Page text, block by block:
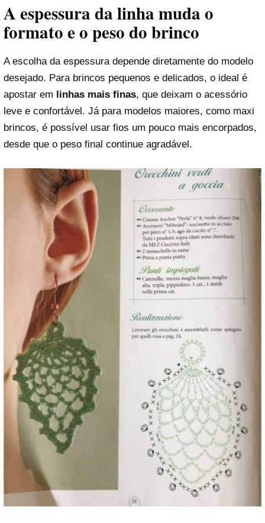
A espessura da linha muda o
formato e o peso do brinco
A escolha da espessura depende diretamente do modelo
desejado. Para brincos pequenos e delicados, o ideal é
apostar em
linhas mais finas, que deixam o acessório
leve e confortável. Já para modelos maiores, como maxi
brincos, é possível usar fios um pouco mais encorpados,
desde que o peso final continue agradável.